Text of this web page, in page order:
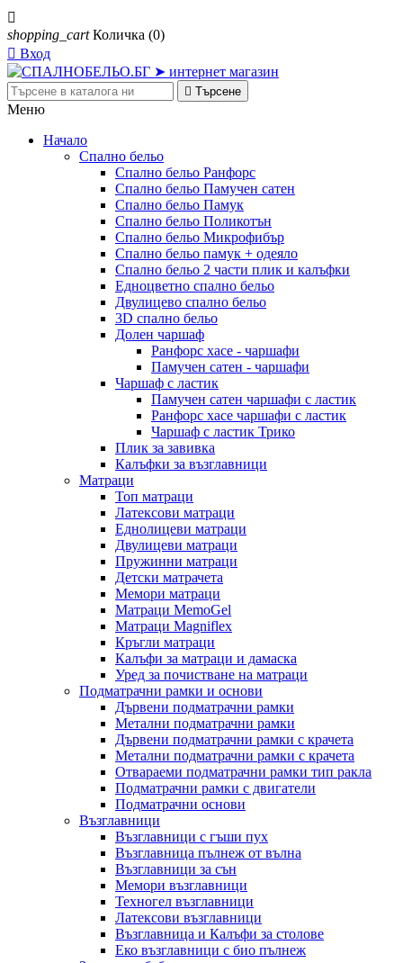

shopping_cart Количка (0)
 Вход
 Търсене
Меню
Начало
Спално бельо
Спално бельо Ранфорс
Спално бельо Памучен сатен
Спално бельо Памук
Спално бельо Поликотън
Спално бельо Микрофибър
Спално бельо памук + одеяло
Спално бельо 2 части плик и калъфки
Eдноцветно спално бельо
Двулицево спално бельо
3D спално бельо
Долен чаршаф
Ранфорс хасе - чаршафи
Памучен сатен - чаршафи
Чаршаф с ластик
Памучен сатен чаршафи с ластик
Ранфорс хасе чаршафи с ластик
Чаршаф с ластик Трико
Плик за завивкa
Калъфки за възглавници
Матраци
Топ матраци
Латексови матраци
Еднолицеви матраци
Двулицеви матраци
Пружинни матраци
Детски матрачета
Мемори матраци
Mатраци MemoGel
Матраци Мagniflex
Кръгли матраци
Калъфи за матраци и дамаска
Уред за почистване на матраци
Подматрачни рамки и основи
Дървени подматрачни рамки
Метални подматрачни рамки
Дървени подматрачни рамки с крачета
Метални подматрачни рамки с крачета
Отвараеми подматрачни рамки тип ракла
Подматрачни рамки с двигатели
Подматрачни основи
Възглавници
Възглавници с гъши пух
Възглавница пълнеж от вълна
Възглавници за сън
Мемори възглавници
Техногел възглавници
Латексови възглавници
Възглавница и Калъфи за столове
Еко възглавници с био пълнеж